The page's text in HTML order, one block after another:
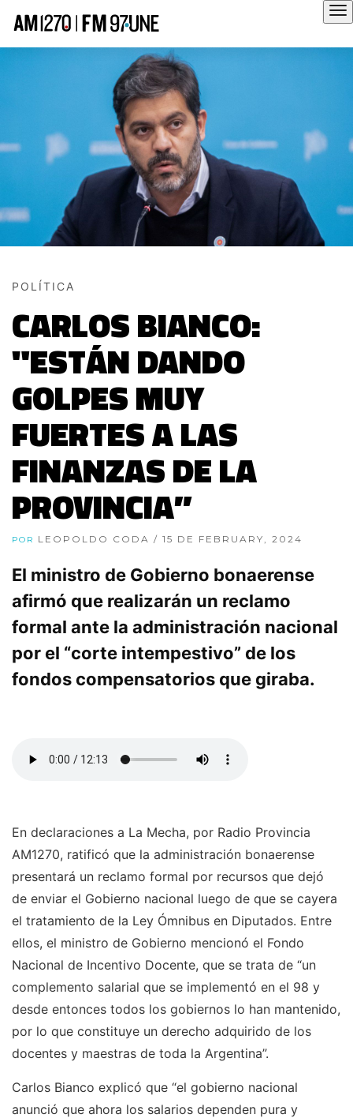
POLÍTICA
CARLOS BIANCO:
"ESTÁN DANDO
GOLPES MUY
FUERTES A LAS
FINANZAS DE LA
PROVINCIA”
POR LEOPOLDO CODA / 15 DE FEBRUARY, 2024
El ministro de Gobierno bonaerense
afirmó que realizarán un reclamo
formal ante la administración nacional
por el “corte intempestivo” de los
fondos compensatorios que giraba.
En declaraciones a La Mecha, por Radio Provincia
AM1270, ratificó que la administración bonaerense
presentará un reclamo formal por recursos que dejó
de enviar el Gobierno nacional luego de que se cayera
el tratamiento de la Ley Ómnibus en Diputados. Entre
ellos, el ministro de Gobierno mencionó el Fondo
Nacional de Incentivo Docente, que se trata de “un
complemento salarial que se implementó en el 98 y
desde entonces todos los gobiernos lo han mantenido,
por lo que constituye un derecho adquirido de los
docentes y maestras de toda la Argentina”.
Carlos Bianco explicó que “el gobierno nacional
anunció que ahora los salarios dependen pura y